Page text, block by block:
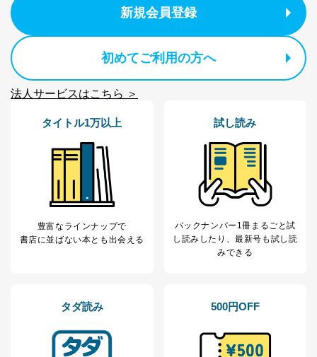
個人情報保護管理者: 経営管理グループディレクター 前
当社の定期購読サ
ービス等をご利用
の方の個人情報
購入商品の配送のため
ｅメール等による商品、サービ
ス、キャンペーン等の広告の案内
個人が特定できない形で取得した
閲覧履歴や購買履歴等の情報を分
応じた新商品・サービスに関する
広告のため
お問い合わせ対応、トラブル対
当社カスタマーQ＆
Aサービス利用者
サイトのサービス内容のご案内の
新規会員登録
初めてご利用の方へ
法人サービスはこちら ＞
タイトル1万以上
豊富なラインナップで
書店に並ばない本とも出会える
試し読み
バックナンバー1冊まるごと試
し読み したり、最新号も試し読
みできる
タダ読み 500円OFF